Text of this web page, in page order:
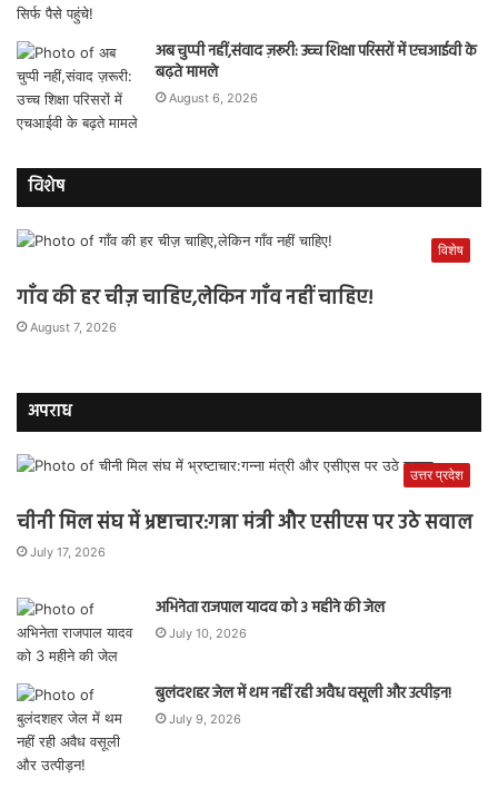
अब चुप्पी नहीं,संवाद ज़रूरी: उच्च शिक्षा परिसरों में एचआईवी के
बढ़ते मामले
August 6, 2026
विशेष
विशेष
गाँव की हर चीज़ चाहिए,लेकिन गाँव नहीं चाहिए!
August 7, 2026
अपराध
उत्तर प्रदेश
चीनी मिल संघ में भ्रष्टाचार:गन्ना मंत्री और एसीएस पर उठे सवाल
July 17, 2026
अभिनेता राजपाल यादव को 3 महीने की जेल
July 10, 2026
बुलंदशहर जेल में थम नहीं रही अवैध वसूली और उत्पीड़न!
July 9, 2026